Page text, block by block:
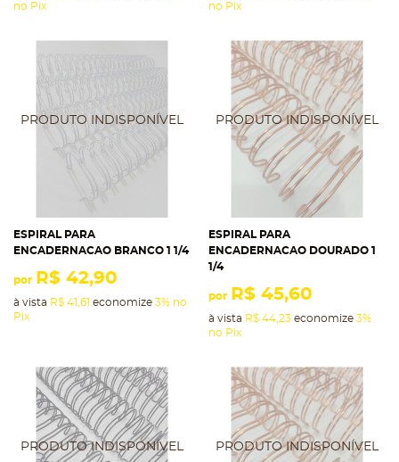
no Pix
no Pix
ESPIRAL PARA
ENCADERNACAO BRANCO 1 1/4
por R$ 42,90
à vista R$ 41,61 economize 3% no
Pix
ESPIRAL PARA
ENCADERNACAO DOURADO 1
1/4
por R$ 45,60
à vista R$ 44,23 economize 3%
no Pix